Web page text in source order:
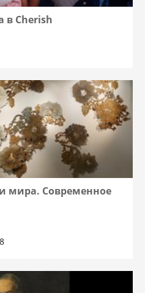
в Cherish
мира. Современное